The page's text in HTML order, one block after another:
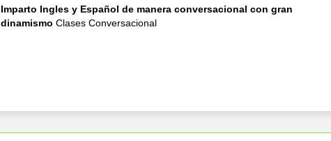
Imparto Ingles y Español de manera conversacional con gran
dinamismo Clases Conversacional